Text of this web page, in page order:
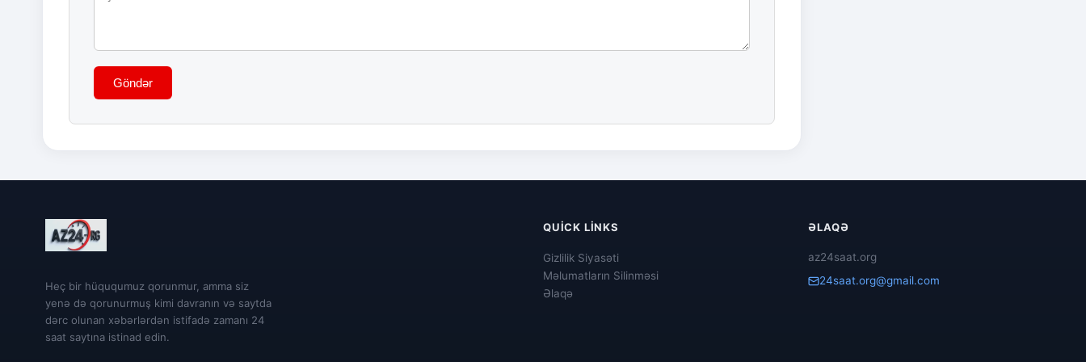
Göndər
Heç bir hüququmuz qorunmur, amma siz
yenə də qorunurmuş kimi davranın və saytda
dərc olunan xəbərlərdən istifadə zamanı 24
saat saytına istinad edin.
QUICK LINKS
Gizlilik Siyasəti
Məlumatların Silinməsi
Əlaqə
ƏLAQƏ
az24saat.org
24saat.org@gmail.com